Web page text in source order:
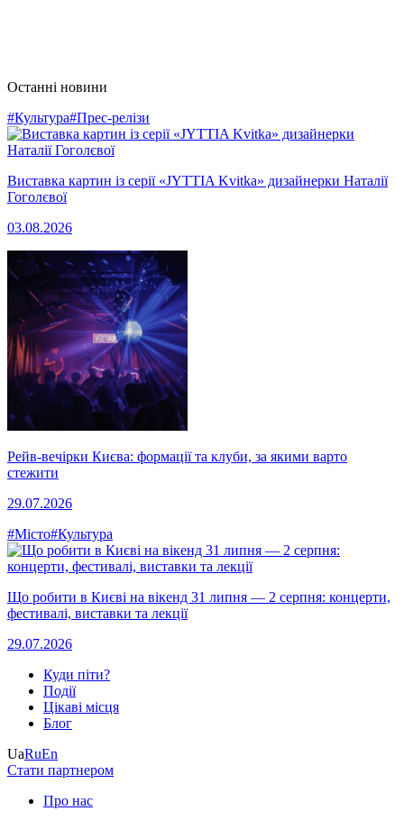
Останні новини
#Культура#Прес-релізи
Виставка картин із серії «JYTTIA Kvitka» дизайнерки Наталії
Гоголєвої
03.08.2026
Рейв-вечірки Києва: формації та клуби, за якими варто
стежити
29.07.2026
#Місто#Культура
Що робити в Києві на вікенд 31 липня — 2 серпня: концерти,
фестивалі, виставки та лекції
29.07.2026
Куди піти?
Події
Цікаві місця
Блог
UaRuEn
Стати партнером
Про нас